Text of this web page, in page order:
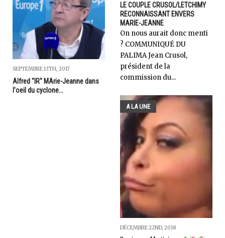
SEPTEMBRE 13TH, 2017
Alfred "IR" MArie-Jeanne dans
l'oeil du cyclone...
LE COUPLE CRUSOL/LETCHIMY
RECONNAISSANT ENVERS
MARIE-JEANNE
On nous aurait donc menti
? COMMUNIQUÉ DU
PALIMA Jean Crusol,
président de la
commission du...
A LA UNE
DÉCEMBRE 22ND, 2018